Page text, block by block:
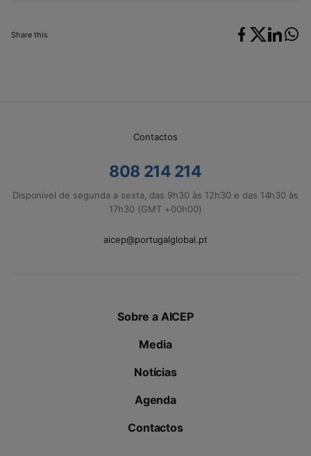
Share this
Contactos
808 214 214
Disponível de segunda a sexta, das 9h30 às 12h30 e das 14h30 às
17h30 (GMT +00h00)
aicep@portugalglobal.pt
Sobre a AICEP
Media
Notícias
Agenda
Contactos